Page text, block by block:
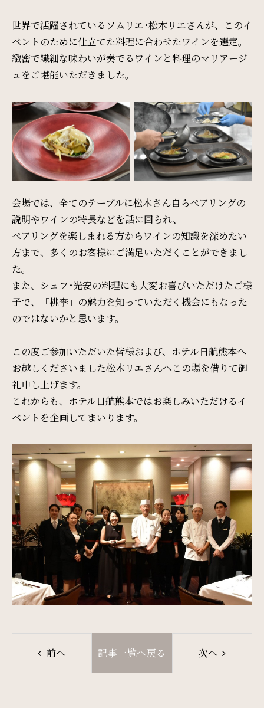
One Harmony
会員プログラム「One Harmony」
お知らせ
FAQ
よくある質問
SDGs
SDGsへの取り組み
Recruit
採用情報
Contact
お問い合わせ
オンラインショップ
サイトマップ 会社概要
フロアガイド プレスリリース
パンフレット 個人情報保護方針
サイトポリシー ソーシャルメディアポリシー
特定商取引法に基づく表記
世界で活躍されているソムリエ･松木リエさんが、このイ
ベントのために仕立てた料理に合わせたワインを選定。
緻密で繊細な味わいが奏でるワインと料理のマリアージ
ュをご堪能いただきました。
会場では、全てのテーブルに松木さん自らペアリングの
説明やワインの特長などを話に回られ、
ペアリングを楽しまれる方からワインの知識を深めたい
方まで、多くのお客様にご満足いただくことができまし
た。
また、シェフ･光安の料理にも大変お喜びいただけたご様
子で、「桃李」の魅力を知っていただく機会にもなった
のではないかと思います。
この度ご参加いただいた皆様および、ホテル日航熊本へ
お越しくださいました松木リエさんへこの場を借りて御
礼申し上げます。
これからも、ホテル日航熊本ではお楽しみいただけるイ
ベントを企画してまいります。
前へ 記事一覧へ戻る 次へ